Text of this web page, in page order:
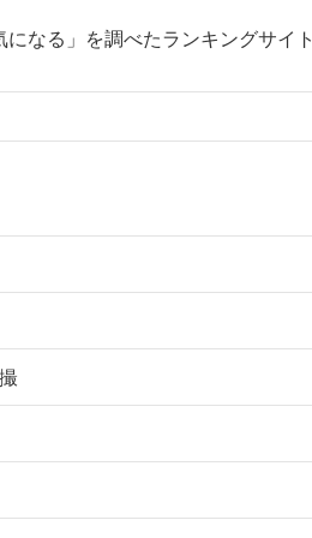
なる」を調べたランキングサイト